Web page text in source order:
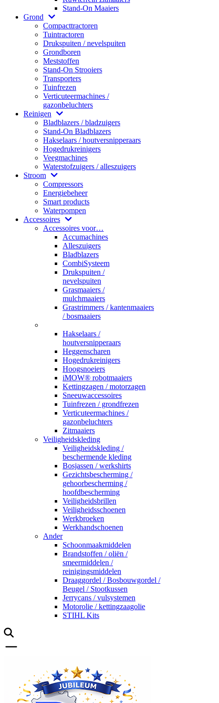
Stand-On Maaiers
Grond
Compacttractoren
Tuintractoren
Drukspuiten / nevelspuiten
Grondboren
Meststoffen
Stand-On Strooiers
Transporters
Tuinfrezen
Verticuteermachines /
gazonbeluchters
Reinigen
Bladblazers / bladzuigers
Stand-On Bladblazers
Hakselaars / houtversnipperaars
Hogedrukreinigers
Veegmachines
Waterstofzuigers / alleszuigers
Stroom
Compressors
Energiebeheer
Smart products
Waterpompen
Accessoires
Accessoires voor…
Accumachines
Alleszuigers
Bladblazers
CombiSysteem
Drukspuiten /
nevelspuiten
Grasmaaiers /
mulchmaaiers
Grastrimmers / kantenmaaiers
/ bosmaaiers
Hakselaars /
houtversnipperaars
Heggenscharen
Hogedrukreinigers
Hoogsnoeiers
iMOW® robotmaaiers
Kettingzagen / motorzagen
Sneeuwaccessoires
Tuinfrezen / grondfrezen
Verticuteermachines /
gazonbeluchters
Zitmaaiers
Veiligheidskleding
Veiligheidskleding /
beschermende kleding
Bosjassen / werkshirts
Gezichtsbescherming /
gehoorbescherming /
hoofdbescherming
Veiligheidsbrillen
Veiligheidsschoenen
Werkbroeken
Werkhandschoenen
Ander
Schoonmaakmiddelen
Brandstoffen / oliën /
smeermiddelen /
reinigingsmiddelen
Draaggordel / Bosbouwgordel /
Beugel / Stootkussen
Jerrycans / vulsystemen
Motorolie / kettingzaagolie
STIHL Kits